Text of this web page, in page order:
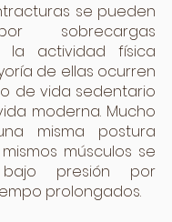
se pueden
sobrecargas
la actividad física
de ellas ocurren
de vida sedentario
moderna. Mucho
misma postura
músculos se
bajo presión por
prolongados.